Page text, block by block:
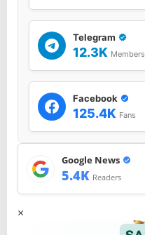
Telegram
12.3K Members
Facebook
125.4K Fans
Google News
5.4K Readers
×